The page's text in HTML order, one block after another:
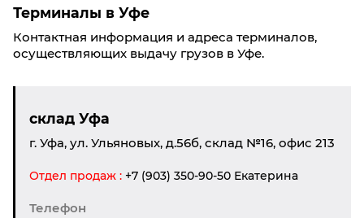
Терминалы в Уфе
Контактная информация и адреса терминалов,
осуществляющих выдачу грузов в Уфе.
склад Уфа
г. Уфа, ул. Ульяновых, д.56б, склад №16, офис 213
Отдел продаж : +7 (903) 350-90-50 Екатерина
Телефон